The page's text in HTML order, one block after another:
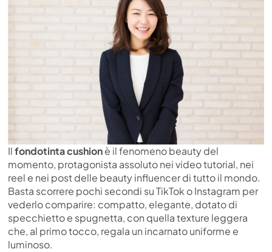
Ilfondotinta cushionè il fenomeno beauty del
momento, protagonista assoluto nei video tutorial, nei
reel e nei post delle beauty influencer di tutto il mondo.
Basta scorrere pochi secondi su TikTok o Instagram per
vederlo comparire: compatto, elegante, dotato di
specchietto e spugnetta, con quella texture leggera
che, al primo tocco, regala un incarnato uniforme e
luminoso.